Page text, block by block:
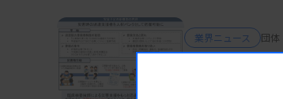
業界ニュース 団体